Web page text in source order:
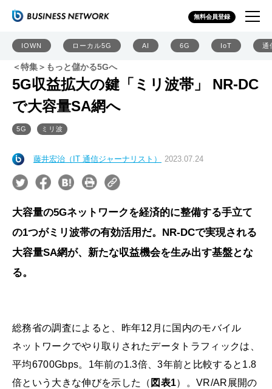
無料会員登録
IOWN ローカル5G AI 6G IoT 通
＜特集＞もっと儲かる5Gへ
5G収益拡大の鍵「ミリ波帯」 NR-DC
で大容量SA網へ
5G ミリ波
藤井宏治（IT 通信ジャーナリスト） 2023.07.24
大容量の5Gネットワークを経済的に整備する手立て
の1つがミリ波帯の有効活用だ。NR-DCで実現される
大容量SA網が、新たな収益機会を生み出す基盤とな
る。
総務省の調査によると、昨年12月に国内のモバイル
ネットワークでやり取りされたデータトラフィックは、
平均6700Gbps。1年前の1.3倍、3年前と比較すると1.8
倍という大きな伸びを示した（ 図表1）。VR/AR展開の